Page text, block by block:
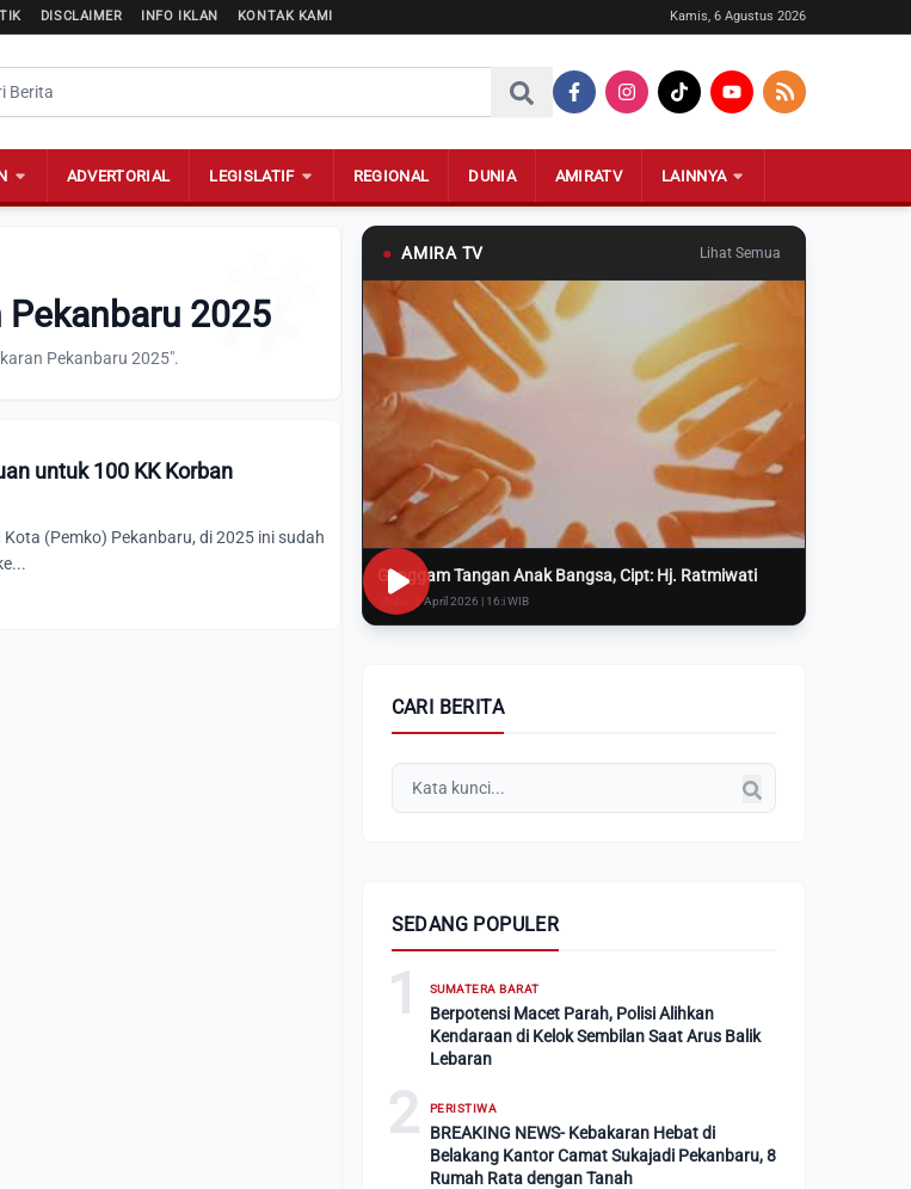
DISCLAIMER INFO IKLAN KONTAK KAMI Kamis, 6 Agustus 2026
ADVERTORIAL LEGISLATIF REGIONAL DUNIA AMIRATV LAINNYA
2025
Pekanbaru 2025".
untuk 100 KK Korban
(Pemko) Pekanbaru, di 2025 ini sudah
● AMIRA TV Lihat Semua
Genggam Tangan Anak Bangsa, Cipt: Hj. Ratmiwati
Rabu, 8 April 2026 | 16:i WIB
CARI BERITA
SEDANG POPULER
1 SUMATERA BARAT
Berpotensi Macet Parah, Polisi Alihkan
Kendaraan di Kelok Sembilan Saat Arus Balik
Lebaran
2 PERISTIWA
BREAKING NEWS- Kebakaran Hebat di
Belakang Kantor Camat Sukajadi Pekanbaru, 8
Rumah Rata dengan Tanah